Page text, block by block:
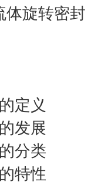
旋转密封
定义
发展
分类
特性